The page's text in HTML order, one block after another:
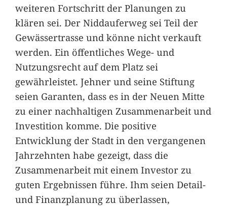
weiteren Fortschritt der Planungen zu
klären sei. Der Niddauferweg sei Teil der
Gewässertrasse und könne nicht verkauft
werden. Ein öffentliches Wege- und
Nutzungsrecht auf dem Platz sei
gewährleistet. Jehner und seine Stiftung
seien Garanten, dass es in der Neuen Mitte
zu einer nachhaltigen Zusammenarbeit und
Investition komme. Die positive
Entwicklung der Stadt in den vergangenen
Jahrzehnten habe gezeigt, dass die
Zusammenarbeit mit einem Investor zu
guten Ergebnissen führe. Ihm seien Detail-
und Finanzplanung zu überlassen,